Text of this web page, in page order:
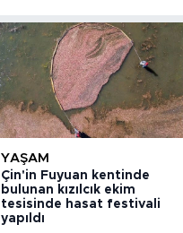
YAŞAM
Çin'in Fuyuan kentinde
bulunan kızılcık ekim
tesisinde hasat festivali
yapıldı